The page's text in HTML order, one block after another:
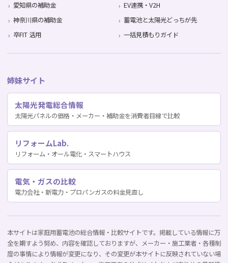
愛知県の補助金
神奈川県の補助金
卒FIT 活用
EV連携・V2H
蓄電池と太陽光どっちが先
一括見積もりガイド
姉妹サイト
太陽光発電総合情報
太陽光パネルの価格・メーカー・補助金を消費者目線で比較
リフォームLab.
リフォーム・オール電化・スマートハウス
電気・ガスの比較
電力会社・新電力・プロパンガスの料金見直し
本サイトは家庭用蓄電池の総合情報・比較サイトです。掲載している情報に万
全を期すよう努め、内容を確認しておりますが、メーカー・施工業者・各種制
度の事情により情報が変更になり、その変更が本サイトに反映されていない場